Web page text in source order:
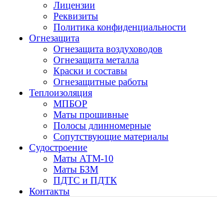
Лицензии
Реквизиты
Политика конфиденциальности
Огнезащита
Огнезащита воздуховодов
Огнезащита металла
Краски и составы
Огнезащитные работы
Теплоизоляция
МПБОР
Маты прошивные
Полосы длинномерные
Сопутствующие материалы
Судостроение
Маты АТМ-10
Маты БЗМ
ПДТС и ПДТК
Контакты